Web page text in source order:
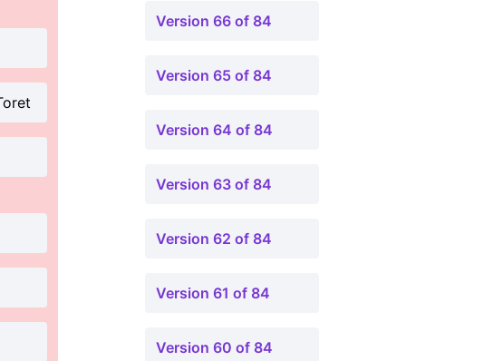
Version 66 of 84
Version 65 of 84
Version 64 of 84
Version 63 of 84
Version 62 of 84
Version 61 of 84
Version 60 of 84